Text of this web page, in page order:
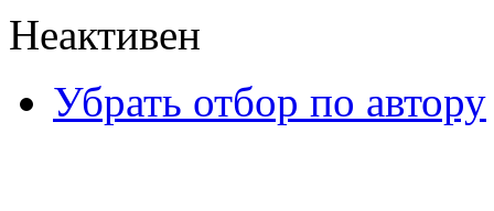
Неактивен
Убрать отбор по автору